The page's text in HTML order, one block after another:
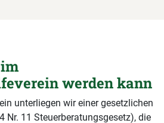
werden kann
unterliegen wir einer gesetzlichen
Nr. 11 Steuerberatungsgesetz), die